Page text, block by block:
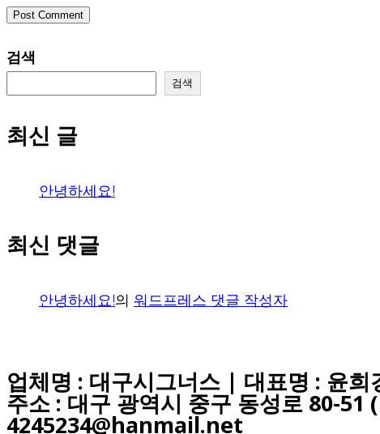
검색
검색
최신 글
안녕하세요!
최신 댓글
안녕하세요!의 워드프레스 댓글 작성자
업체명 : 대구시그너스 | 대표명 : 윤
주소 : 대구 광역시 중구 동성로 80-51
4245234@hanmail.net